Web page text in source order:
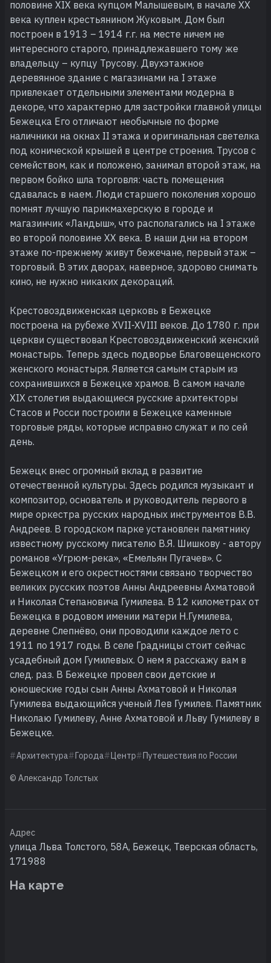
половине XIX века купцом Малышевым, в начале XX
века куплен крестьянином Жуковым. Дом был
построен в 1913 – 1914 г.г. на месте ничем не
интересного старого, принадлежавшего тому же
владельцу – купцу Трусову. Двухэтажное
деревянное здание с магазинами на I этаже
привлекает отдельными элементами модерна в
декоре, что характерно для застройки главной улицы
Бежецка Его отличают необычные по форме
наличники на окнах II этажа и оригинальная светелка
под конической крышей в центре строения. Трусов с
семейством, как и положено, занимал второй этаж, на
первом бойко шла торговля: часть помещения
сдавалась в наем. Люди старшего поколения хорошо
помнят лучшую парикмахерскую в городе и
магазинчик «Ландыш», что располагались на I этаже
во второй половине XX века. В наши дни на втором
этаже по-прежнему живут бежечане, первый этаж –
торговый. В этих дворах, наверное, здорово снимать
кино, не нужно никаких декораций.
Крестовоздвиженская церковь в Бежецке
построена на рубеже XVII-XVIII веков. До 1780 г. при
церкви существовал Крестовоздвиженский женский
монастырь. Теперь здесь подворье Благовещенского
женского монастыря. Является самым старым из
сохранившихся в Бежецке храмов. В самом начале
XIX столетия выдающиеся русские архитекторы
Стасов и Росси построили в Бежецке каменные
торговые ряды, которые исправно служат и по сей
день.
Бежецк внес огромный вклад в развитие
отечественной культуры. Здесь родился музыкант и
композитор, основатель и руководитель первого в
мире оркестра русских народных инструментов В.В.
Андреев. В городском парке установлен памятнику
известному русскому писателю В.Я. Шишкову - автору
романов «Угрюм-река», «Емельян Пугачев». С
Бежецком и его окрестностями связано творчество
великих русских поэтов Анны Андреевны Ахматовой
и Николая Степановича Гумилева. В 12 километрах от
Бежецка в родовом имении матери Н.Гумилева,
деревне Слепнёво, они проводили каждое лето с
1911 по 1917 годы. В селе Градницы стоит сейчас
усадебный дом Гумилевых. О нем я расскажу вам в
след. раз. В Бежецке провел свои детские и
юношеские годы сын Анны Ахматовой и Николая
Гумилева выдающийся ученый Лев Гумилев. Памятник
Николаю Гумилеву, Анне Ахматовой и Льву Гумилеву в
Бежецке.
Архитектура Города Центр Путешествия по России
© Александр Толстых
Адрес
улица Льва Толстого, 58А, Бежецк, Тверская область,
171988
На карте